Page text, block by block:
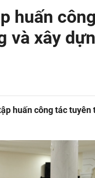
huấn
và xây
huấn công tác tuyên